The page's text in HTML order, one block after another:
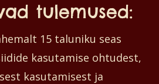
tulemused:
15 taluniku seas
kasutamise ohtudest,
kasutamisest ja